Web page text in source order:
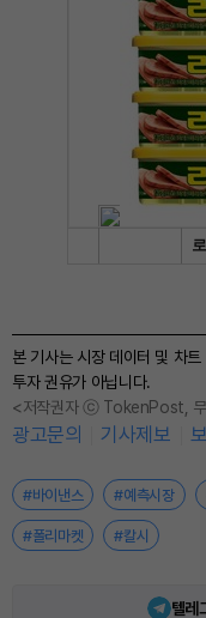
본 기사는 시장 데이터 및 차
투자 권유가 아닙니다.
<저작권자 ⓒ TokenPost, 무
광고문의 기사제보
#바이낸스 #예측시장
#폴리마켓 #칼시
텔레